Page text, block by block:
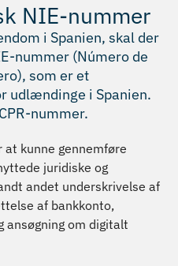
NIE-nummer
i Spanien, skal der
nummer (Número de
som er et
udlændinge i Spanien.
nummer.
kunne gennemføre
juridiske og
andet underskrivelse af
af bankkonto,
ansøgning om digitalt